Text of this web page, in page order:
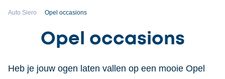
Auto Siero Opel occasions
Opel occasions
Heb je jouw ogen laten vallen op een mooie Opel